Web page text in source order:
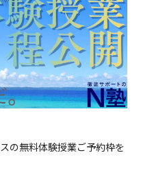
の無料体験授業ご予約枠を